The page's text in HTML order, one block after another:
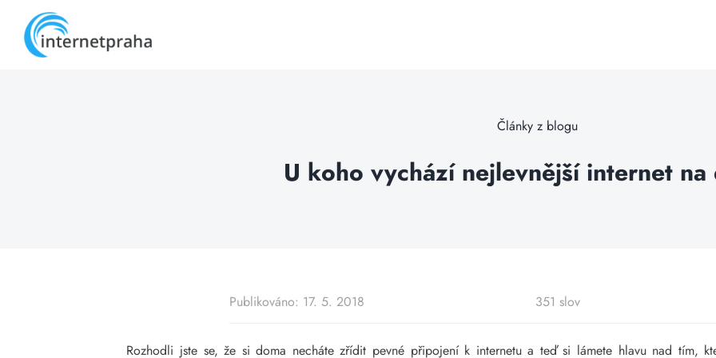
content
Články z blogu
U koho vychází nejlevnější internet na
Publikováno: 17. 5. 2018 351 slov
Rozhodli jste se, že si doma necháte zřídit pevné připojení k internetu a teď si lámete hlavu nad tím,